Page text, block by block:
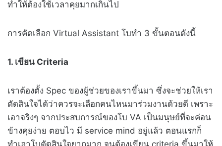
ทำให้ต้องใช้เวลาคุยมากเกินไป
การคัดเลือก Virtual Assistant โบทำ 3 ขั้นตอนดังนี้
1. เขียน Criteria
เราต้องตั้ง Spec ของผู้ช่วยของเราขึ้นมา ซึ่งจะช่วยให้เรา
ตัดสินใจได้ว่าควรจะเลือกคนไหนมาร่วมงานด้วยดี เพราะ
เอาจริงๆ จากประสบการณ์ของโบ VA เป็นมนุษย์ที่จะค่อน
ข้างคุยง่าย ตอบไว มี service mind อยู่แล้ว ตอนแรกก็